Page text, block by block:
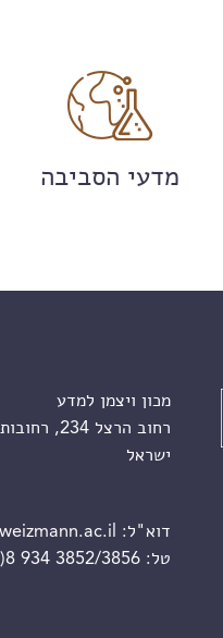
מדעי הסביבה
מכון ויצמן למדע
רחוב הרצל 234, רחובות 7610001
ישראל
דוא"ל:
טל:934 3852/3856